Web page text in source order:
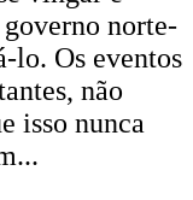
norte-
lo. Os eventos
não
isso nunca